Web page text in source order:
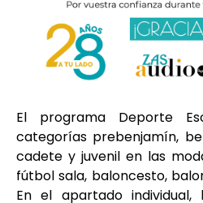
El programa Deporte
categorías prebenjamín,
cadete y juvenil en las
fútbol sala, baloncesto,
En el apartado individual,